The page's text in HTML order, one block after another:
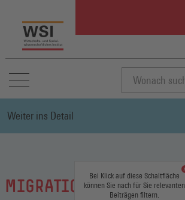
Suchbegriff
eingeben
MIGRATION
Bei Klick auf diese Schaltfläche
können Sie nach für Sie relevanten
Beiträgen filtern.
Weiter ins Detail